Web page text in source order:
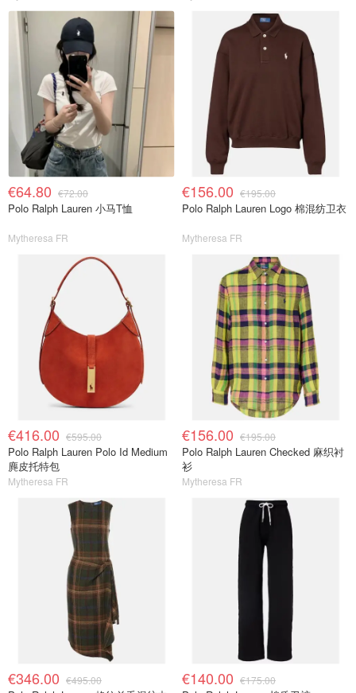
€64.80 €72.00
Polo Ralph Lauren 小马T恤
Mytheresa FR
€156.00 €195.00
Polo Ralph Lauren Logo 棉混纺卫衣
Mytheresa FR
€416.00 €595.00
Polo Ralph Lauren Polo Id Medium
麂皮托特包
Mytheresa FR
€156.00 €195.00
Polo Ralph Lauren Checked 麻织衬
衫
Mytheresa FR
€346.00 €495.00 €140.00 €175.00